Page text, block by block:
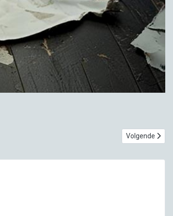
Volgende
Volgende